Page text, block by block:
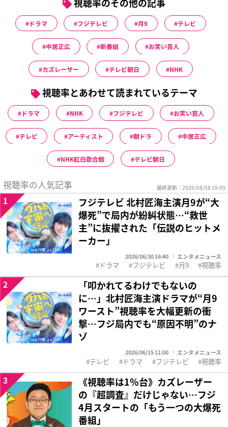
ドラマ フジテレビ 月9 テレビ
中居正広 新番組 お笑い芸人
カズレーザー テレビ朝日 NHK
視聴率とあわせて読まれているテーマ
ドラマ NHK フジテレビ お笑い芸人
テレビ アーティスト 朝ドラ 中居正広
NHK紅白歌合戦 テレビ朝日
視聴率の人気記事 最終更新：2026/08/08 18:00
フジテレビ 北村匠海主演月9が“大
爆死”で局内が紛糾状態…“救世
主”に抜擢された「伝説のヒットメ
ーカー」
2026/06/30 16:40 エンタメニュース
1
ドラマ フジテレビ 月9 視聴率
「叩かれてるわけでもないの
に…」北村匠海主演ドラマが“月9
ワースト”視聴率を大幅更新の衝
撃…フジ局内でも“原因不明”のナ
ゾ
2026/06/15 11:00 エンタメニュース
2
テレビ ドラマ フジテレビ 視聴率
《視聴率は1％台》カズレーザー
の『超調査』だけじゃない…フジ
4月スタートの「もう一つの大爆死
番組」
3